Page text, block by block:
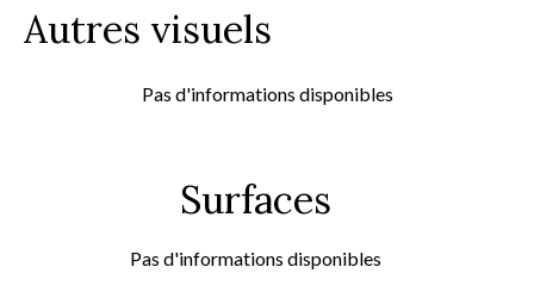
Autres visuels
Pas d'informations disponibles
Surfaces
Pas d'informations disponibles